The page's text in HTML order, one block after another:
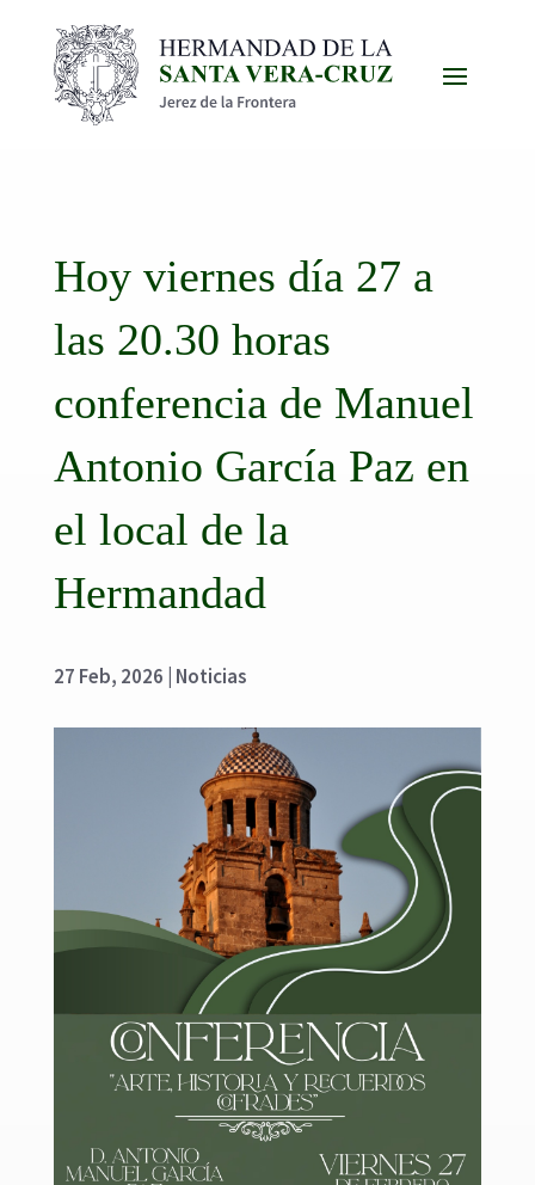
Hoy viernes día 27 a
las 20.30 horas
conferencia de Manuel
Antonio García Paz en
el local de la
Hermandad
27 Feb, 2026 Noticias